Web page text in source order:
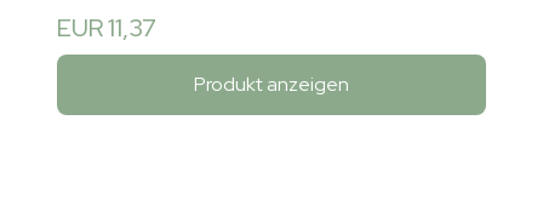
EUR 11,37
Produkt anzeigen